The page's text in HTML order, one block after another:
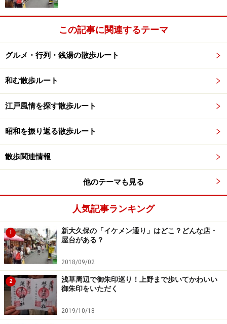
この記事に関連するテーマ
グルメ・行列・銭湯の散歩ルート
和む散歩ルート
江戸風情を探す散歩ルート
昭和を振り返る散歩ルート
散歩関連情報
他のテーマも見る
人気記事ランキング
1
新大久保の「イケメン通り」はどこ？どんな店・
屋台がある？
2018/09/02
2
浅草周辺で御朱印巡り！上野まで歩いてかわいい
御朱印をいただく
2019/10/18